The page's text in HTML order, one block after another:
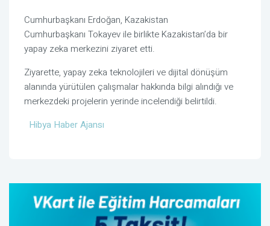
Cumhurbaşkanı Erdoğan, Kazakistan
Cumhurbaşkanı Tokayev ile birlikte Kazakistan’da bir
yapay zeka merkezini ziyaret etti.
Ziyarette, yapay zeka teknolojileri ve dijital dönüşüm
alanında yürütülen çalışmalar hakkında bilgi alındığı ve
merkezdeki projelerin yerinde incelendiği belirtildi.
Hibya Haber Ajansı